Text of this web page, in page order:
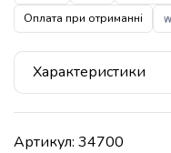
Оплата при отриманні
Характеристики
Артикул: 34700